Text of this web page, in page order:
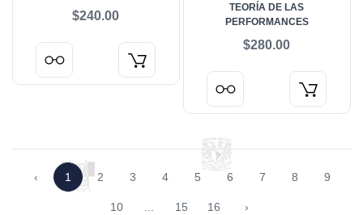
$240.00
TEORÍA DE LAS
PERFORMANCES
$280.00
‹ 1 2 3 4 5 6 7 8 9
10 15 16 ›